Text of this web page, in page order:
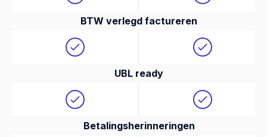
BTW verlegd factureren
UBL ready
Betalingsherinneringen